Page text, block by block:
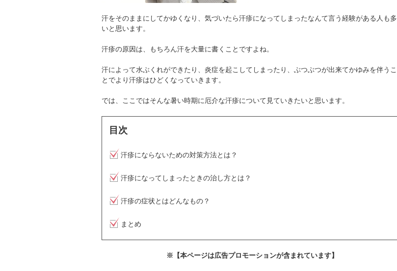
汗をそのままにしてかゆくなり、気づいたら汗疹になってしまったなんて言う経験がある人も多
いと思います。
汗疹の原因は、もちろん汗を大量に書くことですよね。
汗によって水ぶくれができたり、炎症を起こしてしまったり、ぶつぶつが出来てかゆみを伴うこ
とでより汗疹はひどくなっていきます。
では、ここではそんな暑い時期に厄介な汗疹について見ていきたいと思います。
目次
汗疹にならないための対策方法とは？
汗疹になってしまったときの治し方とは？
汗疹の症状とはどんなもの？
まとめ
※【本ページは広告プロモーションが含まれています】